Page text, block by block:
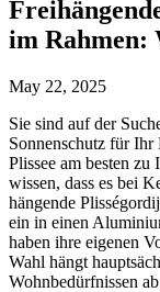
im Rahmen:
May 22, 2025
Sie sind auf der
Sonnenschutz für Ihr
Plissee am besten zu
wissen, dass es bei
hängende
ein in einen
haben ihre eigenen
Wahl hängt
Wohnbedürfnissen